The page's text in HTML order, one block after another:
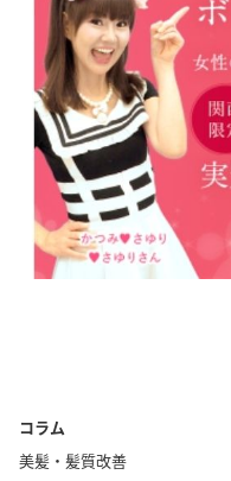
コラム
美髪・髪質改善